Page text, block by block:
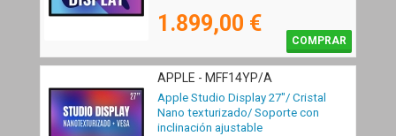
1.899,00 €
COMPRAR
APPLE - MFF14YP/A
Apple Studio Display 27"/ Cristal
Nano texturizado/ Soporte con
inclinación ajustable